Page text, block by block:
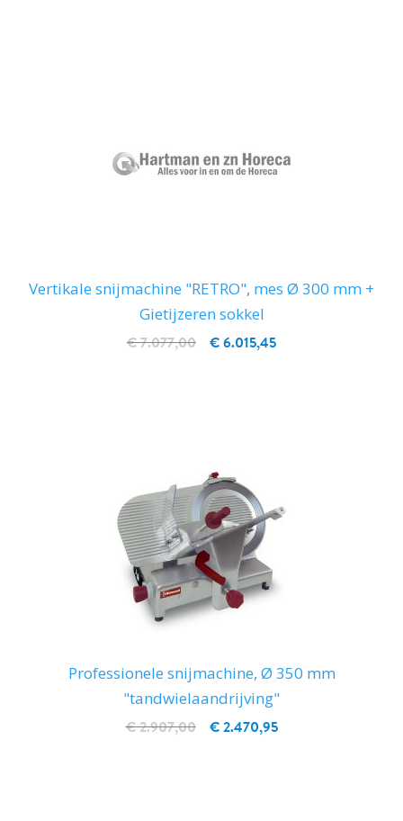
Vertikale snijmachine "RETRO", mes Ø 300 mm +
Gietijzeren sokkel
€ 6.015,45
€ 7.077,00
Professionele snijmachine, Ø 350 mm
"tandwielaandrijving"
€ 2.470,95
€ 2.907,00